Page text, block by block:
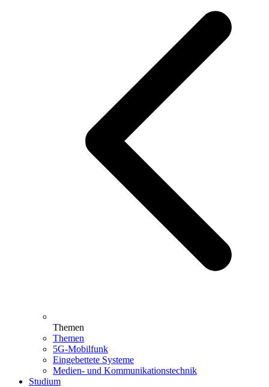
Themen
Themen
5G-Mobilfunk
Eingebettete Systeme
Medien- und Kommunikationstechnik
Studium